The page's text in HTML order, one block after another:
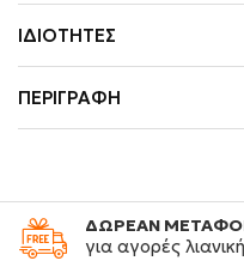
ΙΔΙΌΤΗΤΕΣ
ΠΕΡΙΓΡΑΦΉ
ΔΩΡΕΑΝ
για αγορές